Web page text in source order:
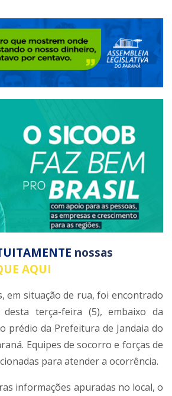
nossas
AQUI
em situação de rua, foi encontrado
terça-feira (5), embaixo da
prédio da Prefeitura de Jandaia do
Equipes de socorro e forças de
para atender a ocorrência.
informações apuradas no local, o